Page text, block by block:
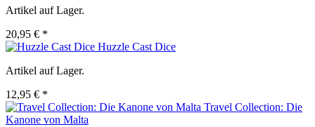
Artikel auf Lager.
20,95 € *
Huzzle Cast Dice
Artikel auf Lager.
12,95 € *
Travel Collection: Die
Kanone von Malta